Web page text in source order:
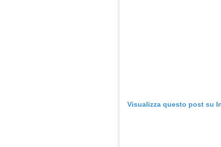
Visualizza questo post su